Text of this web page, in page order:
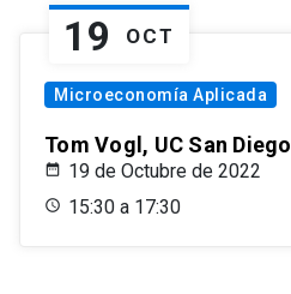
19 OCT
Microeconomía Aplicada
Tom Vogl, UC San Diego
19 de Octubre de 2022
15:30 a 17:30